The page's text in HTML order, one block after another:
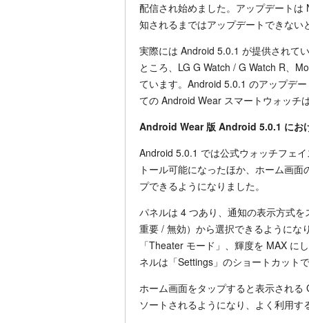
配信され始めました。アップデート
知されるまではアップデートできない
実際には Android 5.0.1 が提供されて
ところ、LG G Watch / G Watch R、
ています。Android 5.0.1 のアップデ
ての Android Wear スマートウォッチ
Android Wear 版 Android 5.0.1 にお
Android 5.0.1 では公式ウォッチフェ
トール可能になったほか、ホーム画
プできるようになりました。
パネルは 4 つあり、通知の表示方式
重要 / 無効）から選択できるようにな
「Theater モード」、輝度を MAX に
ネルは「Settings」のショートカットで
ホーム画面をタップすると表示され
ソートされるようになり、よく利用す